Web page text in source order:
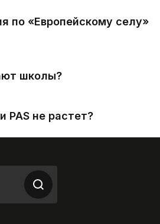
по «Европейскому селу»
школы?
PAS не растет?